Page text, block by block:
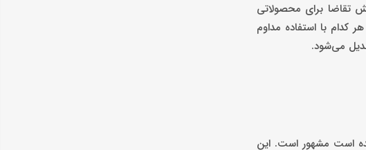
تقاضا برای محصولاتی
با استفاده مداوم
می‌شود.
است مشهور است. این